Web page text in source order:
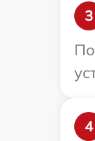
3
4